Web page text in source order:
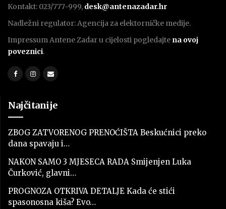
Kontakt: 023/777-999, desk@antenazadar.hr
Nadležni regulator: Agencija za elektorničke medije.
Impressum Antene Zadar u cijelosti pogledajte na ovoj
poveznici.
Najčitanije
ZBOG ZATVORENOG PRENOĆIŠTA Beskućnici preko
dana spavaju i…
NAKON SAMO 3 MJESECA RADA Smijenjen Luka
Čurković, glavni…
PROGNOZA OTKRIVA DETALJE Kada će stići
spasonosna kiša? Evo…